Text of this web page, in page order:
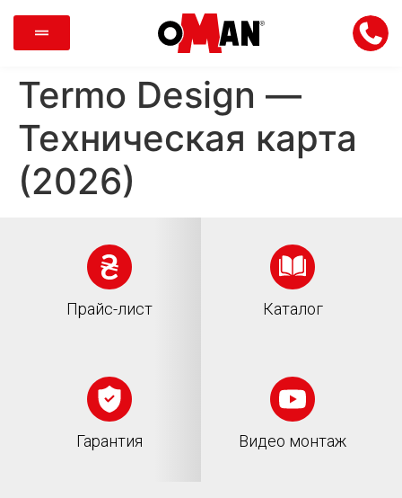
Termo Design —
Техническая карта
(2026)
Прайс-лист Каталог
Гарантия Видео монтаж